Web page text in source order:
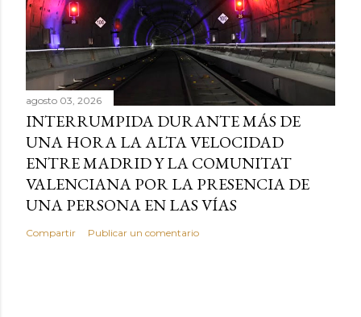
agosto 03, 2026
INTERRUMPIDA DURANTE MÁS DE
UNA HORA LA ALTA VELOCIDAD
ENTRE MADRID Y LA COMUNITAT
VALENCIANA POR LA PRESENCIA DE
UNA PERSONA EN LAS VÍAS
Compartir Publicar un comentario